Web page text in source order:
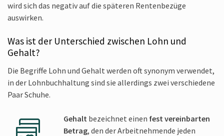
wird sich das negativ auf die späteren Renten­bezüge
auswirken.
Was ist der Unterschied zwischen Lohn und
Gehalt?
Die Begriffe Lohn und Gehalt werden oft synonym verwendet,
in der Lohnbuch­haltung sind sie aller­dings zwei verschiedene
Paar Schuhe.
Gehalt bezeichnet einen fest vereinbarten
Betrag, den der Arbeit­nehmende jeden